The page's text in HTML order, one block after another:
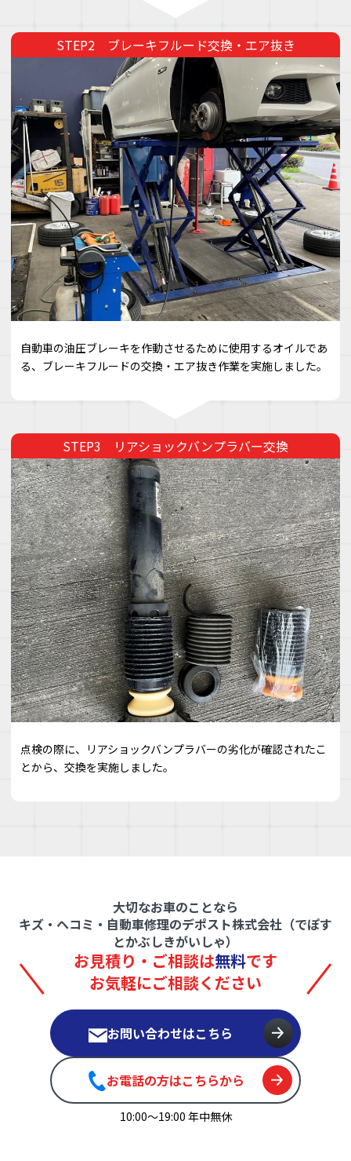
ブレーキフルード交換・エア抜き
自動車の油圧ブレーキを作動させるために使用するオイルであ
る、ブレーキフルードの交換・エア抜き作業を実施しました。
リアショックバンプラバー交換
点検の際に、リアショックバンプラバーの劣化が確認されたこ
とから、交換を実施しました。
大切なお車のことなら
キズ・ヘコミ・自動車修理のデポスト株式会社（でぽす
とかぶしきがいしゃ）
お見積り・ご相談は無料です
お気軽にご相談ください
お問い合わせはこちら
お電話の方はこちらから
10:00〜19:00 年中無休